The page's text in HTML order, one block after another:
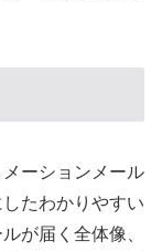
ーションメール
たわかりやすい
が届く全体像、